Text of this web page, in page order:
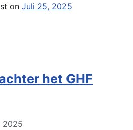
on Juli 25, 2025
het GHF
2025